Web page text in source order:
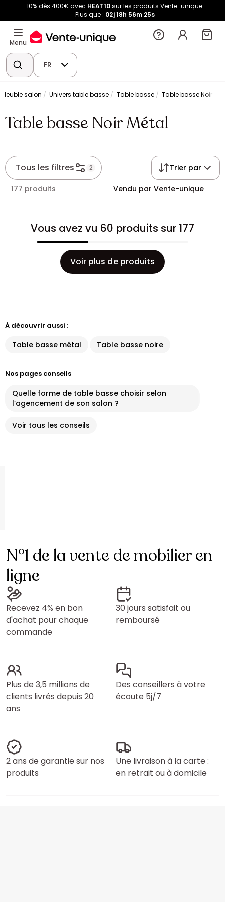
-10% dès 400€ avec HEAT10sur les produits Vente-unique
Plus que : 02j 18h 56m 25s
Menu
FR
Meuble salon Univers table basse Table basse Table basse Noir
Table basse Noir Métal
Tous les filtres 2 Trier par
177 produits Vendu par Vente-unique
Vous avez vu 60 produits sur 177
Voir plus de produits
À découvrir aussi :
Table basse métal Table basse noire
Nos pages conseils
Quelle forme de table basse choisir selon
l’agencement de son salon ?
Voir tous les conseils
N°1 de la vente de mobilier en
ligne
Recevez 4% en bon
d'achat pour chaque
commande
30 jours satisfait ou
remboursé
Plus de 3,5 millions de
clients livrés depuis 20
ans
Des conseillers à votre
écoute 5j/7
2 ans de garantie sur nos
produits
Une livraison à la carte :
en retrait ou à domicile